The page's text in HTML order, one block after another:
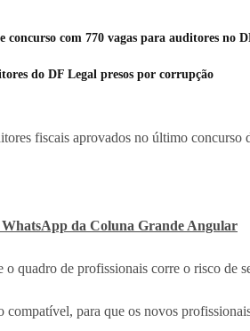
concurso com 770 vagas para auditores no
do DF Legal presos por corrupção
fiscais aprovados no último
WhatsApp da Coluna Grande Angular
o quadro de profissionais corre o risco de
compatível, para que os novos